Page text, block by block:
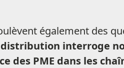
également des
distribution interroge
des PME dans les